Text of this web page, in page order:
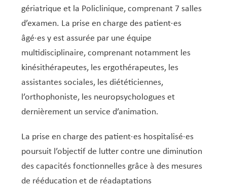
gériatrique et la Policlinique, comprenant 7 salles
d’examen. La prise en charge des patient·es
âgé·es y est assurée par une équipe
multidisciplinaire, comprenant notamment les
kinésithérapeutes, les ergothérapeutes, les
assistantes sociales, les diététiciennes,
l’orthophoniste, les neuropsychologues et
dernièrement un service d’animation.
La prise en charge des patient·es hospitalisé·es
poursuit l’objectif de lutter contre une diminution
des capacités fonctionnelles grâce à des mesures
de rééducation et de réadaptations